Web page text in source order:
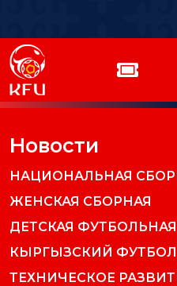
Новости
НАЦИОНАЛЬНАЯ
ЖЕНСКАЯ СБОРНАЯ
ДЕТСКАЯ
КЫРГЫЗСКИЙ
ТЕХНИЧЕСКОЕ